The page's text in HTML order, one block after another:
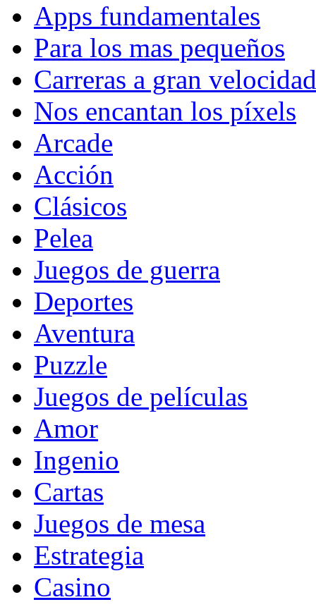
Apps fundamentales
Para los mas pequeños
Carreras a gran velocidad
Nos encantan los píxels
Arcade
Acción
Clásicos
Pelea
Juegos de guerra
Deportes
Aventura
Puzzle
Juegos de películas
Amor
Ingenio
Cartas
Juegos de mesa
Estrategia
Casino